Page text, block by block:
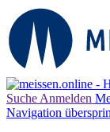
Suche Anmelden
Navigation